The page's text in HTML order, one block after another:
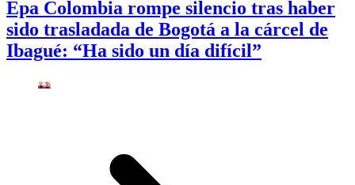
Epa Colombia rompe silencio tras haber
sido trasladada de Bogotá a la cárcel de
Ibagué: “Ha sido un día difícil”